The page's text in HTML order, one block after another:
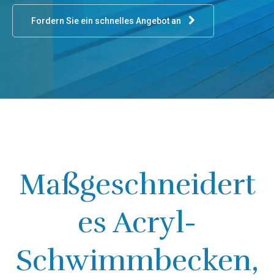
Fordern Sie ein schnelles Angebot an
Maßgeschneidert
es Acryl-
Schwimmbecken,